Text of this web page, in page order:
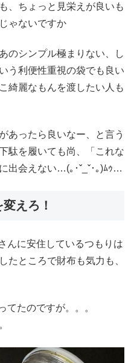
、ちょっと見栄えが良いも
ゃないですか
のシンプル極まりない、し
う利便性重視の袋でも良い
綺麗なもんを渡したい人も
あったら良いなー、と言う
駄を履いても尚、「これな
出会えない…(｡･ˇ_ˇ･｡)ﾑｩ…
えろ！
んに安住しているつもりは
たところで財布も気力も、
てたのですが。。。